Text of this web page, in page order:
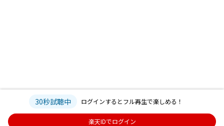
30秒試聴中 ログインするとフル再生で楽しめる！
楽天IDでログイン